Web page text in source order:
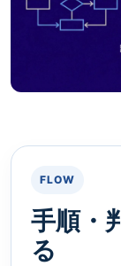
FLOW
手順・
る